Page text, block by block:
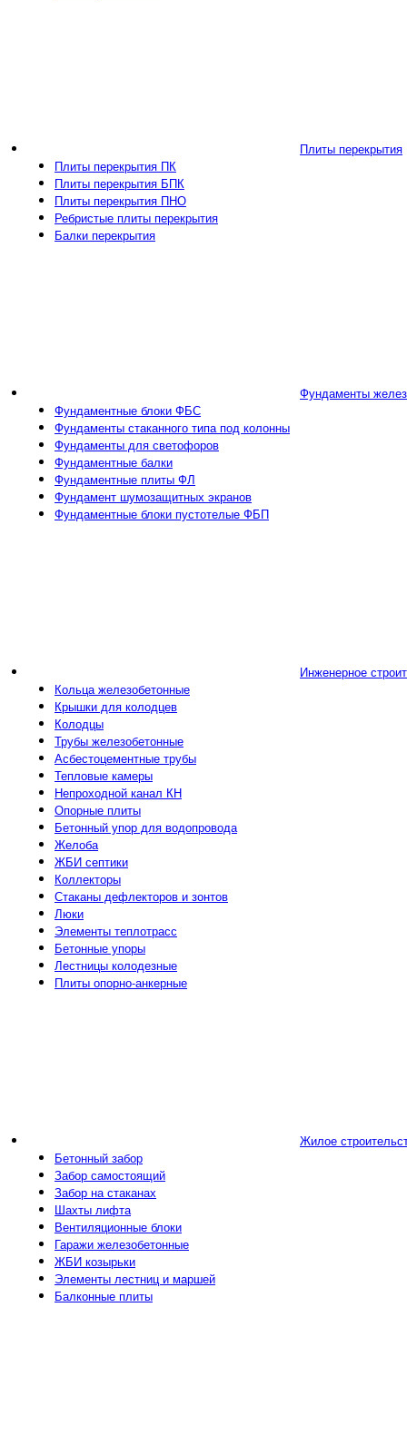
Плиты перекрытия
Плиты перекрытия ПК
Плиты перекрытия БПК
Плиты перекрытия ПНО
Ребристые плиты перекрытия
Балки перекрытия
Фундаменты
Фундаментные блоки ФБС
Фундаменты стаканного типа под колонны
Фундаменты для светофоров
Фундаментные балки
Фундаментные плиты ФЛ
Фундамент шумозащитных экранов
Фундаментные блоки пустотелые ФБП
Инженерное
Кольца железобетонные
Крышки для колодцев
Колодцы
Трубы железобетонные
Асбестоцементные трубы
Тепловые камеры
Непроходной канал КН
Опорные плиты
Бетонный упор для водопровода
Желоба
ЖБИ септики
Коллекторы
Стаканы дефлекторов и зонтов
Люки
Элементы теплотрасс
Бетонные упоры
Лестницы колодезные
Плиты опорно-анкерные
Жилое
Бетонный забор
Забор самостоящий
Забор на стаканах
Шахты лифта
Вентиляционные блоки
Гаражи железобетонные
ЖБИ козырьки
Элементы лестниц и маршей
Балконные плиты